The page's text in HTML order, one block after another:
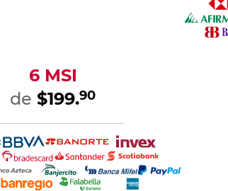
6 MSI
de $199.90